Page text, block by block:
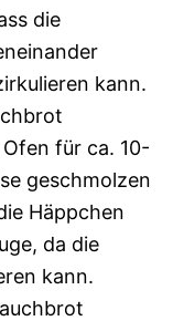
die
kann.
für ca. 10-
geschmolzen
Häppchen
da die
kann.